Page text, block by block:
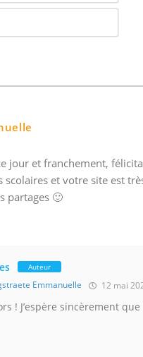
m
jour et franchement,
et votre site est
partages 🙂
Auteur
Emmanuelle 12 mai
! J’espère sincèrement